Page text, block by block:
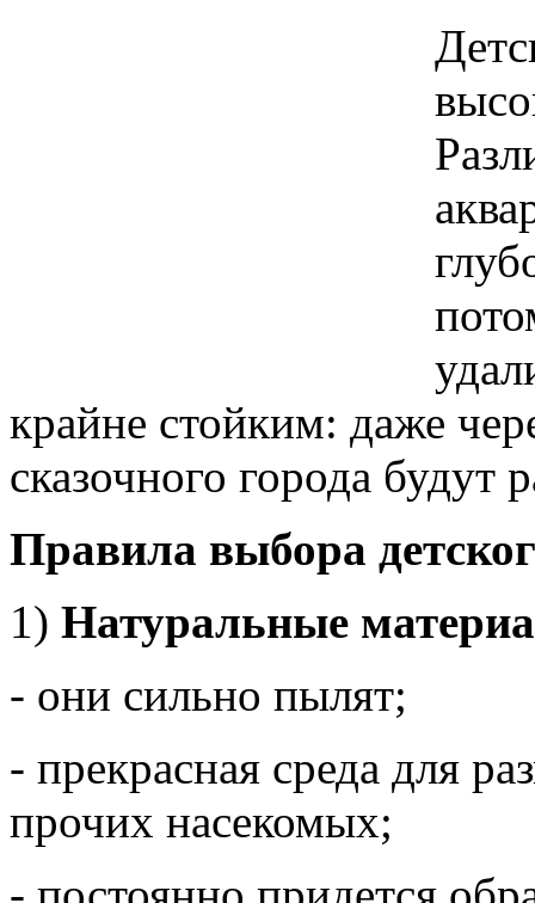
крайне стойким: даже
сказочного города будут
Правила выбора
1) Натуральные
- они сильно пылят;
- прекрасная среда для
прочих насекомых;